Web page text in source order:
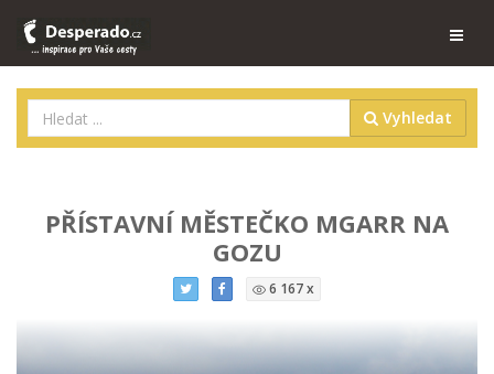
Vyhledat
PŘÍSTAVNÍ MĚSTEČKO MGARR NA
GOZU
6 167 x